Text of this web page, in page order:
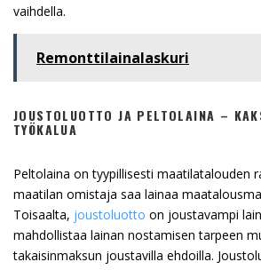
vaihdella.
Remonttilainalaskuri
JOUSTOLUOTTO JA PELTOLAINA –
TYÖKALUA
Peltolaina on tyypillisesti maatilatalouden
maatilan omistaja saa lainaa
Toisaalta, joustoluotto on joustavampi
mahdollistaa lainan nostamisen tarpeen
takaisinmaksun joustavilla ehdoilla.